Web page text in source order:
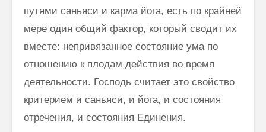
путями саньяси и карма йога, есть по крайней
мере один общий фактор, который сводит их
вместе: непривязанное состояние ума по
отношению к плодам действия во время
деятельности. Господь считает это свойство
критерием и сань­яси, и йога, и состояния
отречения, и состояния Единения.